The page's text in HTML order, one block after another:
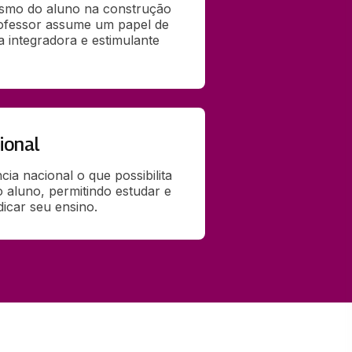
do aluno na construção
assume um papel de
integradora e estimulante
nacional o que possibilita
aluno, permitindo estudar e
seu ensino.